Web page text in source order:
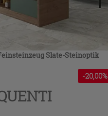
Slate-Steinoptik
-20,00%